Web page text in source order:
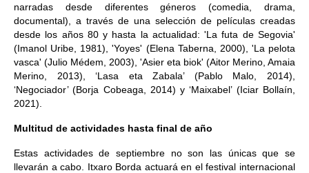
narradas desde diferentes géneros (comedia, drama,
documental), a través de una selección de películas creadas
desde los años 80 y hasta la actualidad: 'La futa de Segovia'
(Imanol Uribe, 1981), 'Yoyes' (Elena Taberna, 2000), 'La pelota
vasca' (Julio Médem, 2003), 'Asier eta biok' (Aitor Merino, Amaia
Merino, 2013), ‘Lasa eta Zabala’ (Pablo Malo, 2014),
‘Negociador’ (Borja Cobeaga, 2014) y ‘Maixabel’ (Iciar Bollaín,
2021).
Multitud de actividades hasta final de año
Estas actividades de septiembre no son las únicas que se
llevarán a cabo. Itxaro Borda actuará en el festival internacional